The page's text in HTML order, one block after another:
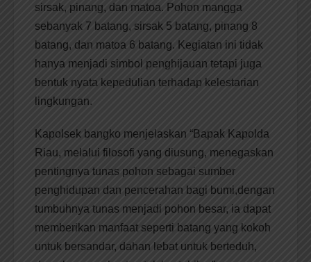
sirsak, pinang, dan matoa. Pohon mangga
sebanyak 7 batang, sirsak 5 batang, pinang 8
batang, dan matoa 6 batang. Kegiatan ini tidak
hanya menjadi simbol penghijauan tetapi juga
bentuk nyata kepedulian terhadap kelestarian
lingkungan.
Kapolsek bangko menjelaskan “Bapak Kapolda
Riau, melalui filosofi yang diusung, menegaskan
pentingnya tunas pohon sebagai sumber
penghidupan dan pencerahan bagi bumi,dengan
tumbuhnya tunas menjadi pohon besar, ia dapat
memberikan manfaat seperti batang yang kokoh
untuk bersandar, dahan lebat untuk berteduh,